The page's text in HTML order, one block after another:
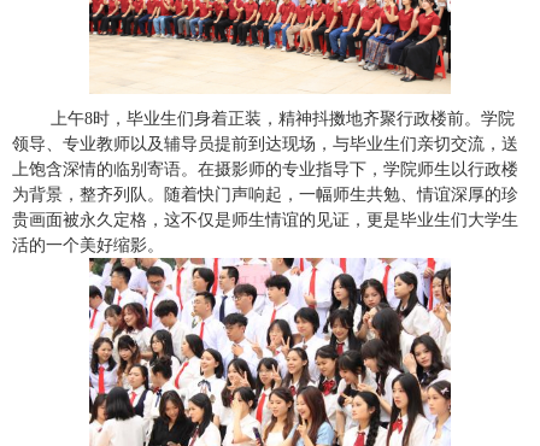
上午8时，毕业生们身着正装，精神抖擞地齐聚行政楼前。学院
领导、专业教师以及辅导员提前到达现场，与毕业生们亲切交流，送
上饱含深情的临别寄语。在摄影师的专业指导下，学院师生以行政楼
为背景，整齐列队。随着快门声响起，一幅师生共勉、情谊深厚的珍
贵画面被永久定格，这不仅是师生情谊的见证，更是毕业生们大学生
活的一个美好缩影。